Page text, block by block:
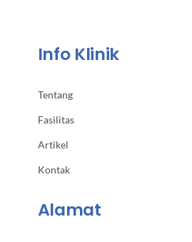
Info Klinik
Tentang
Fasilitas
Artikel
Kontak
Alamat